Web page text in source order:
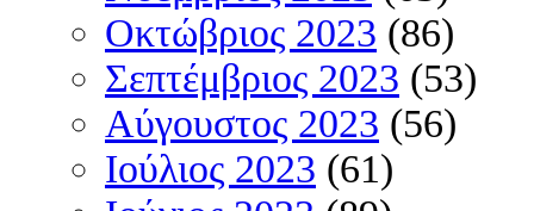
Οκτώβριος 2023 (86)
Σεπτέμβριος 2023 (53)
Αύγουστος 2023 (56)
Ιούλιος 2023 (61)